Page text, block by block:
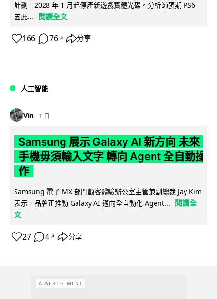
計劃：2028 年 1 月起停產新遊戲實體光碟。分析師預期 PS6
因此...
閱讀全文
166 76 ↗ 分享
人工智能
Vin 1 日
Samsung 展示 Galaxy AI 新方向 未來
手機毋須輸入文字 轉向 Agent 全自動操
作
Samsung 電子 MX 部門顧客體驗辦公室主管兼副總裁 Jay Kim
表示，品牌正推動 Galaxy AI 邁向全自動化 Agent...
閱讀全
文
27 4 ↗ 分享
ADVERTISEMENT